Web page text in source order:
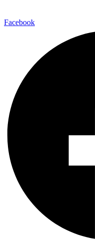
Facebook